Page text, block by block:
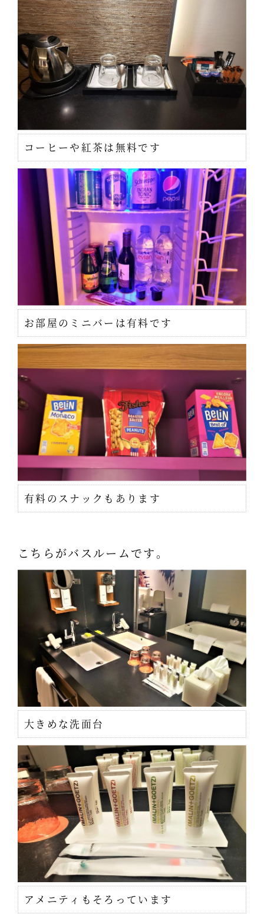
コーヒーや紅茶は無料です
お部屋のミニバーは有料です
有料のスナックもあります
こちらがバスルームです。
大きめな洗面台
アメニティもそろっています